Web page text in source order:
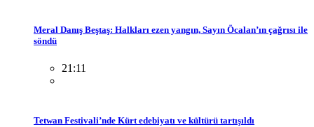
Meral Danış Beştaş: Halkları ezen yangın, Sayın Öcalan’ın çağrısı ile
söndü
21:11
Tetwan Festivali’nde Kürt edebiyatı ve kültürü tartışıldı